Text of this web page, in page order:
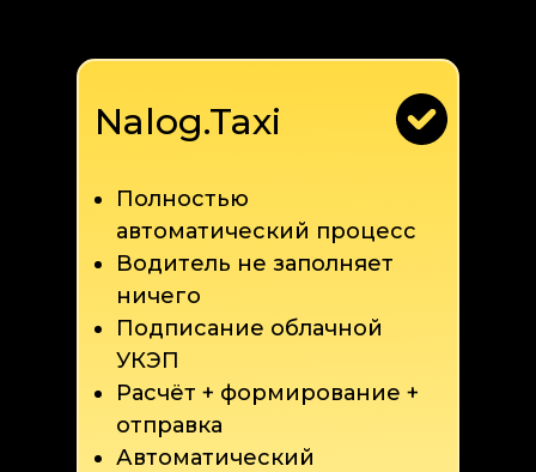
Полностью
автоматический процесс
Водитель не заполняет
ничего
Подписание облачной
УКЭП
Расчёт + формирование +
отправка
Автоматический
Nalog.Taxi